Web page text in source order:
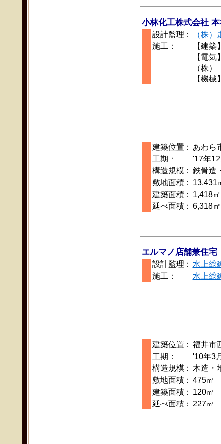
小林化工株式会社
設計監理：
（株
施工：
【建
【電気
（株）
【機
建築位置： あわら
工期：
'17年
構造規模： 鉄骨造
敷地面積： 13,431
建築面積： 1,418㎡
延べ面積： 6,318㎡
エルマノ店舗兼住宅
設計監理： 水上総
施工：
水上総
建築位置： 福井市
工期：
'10年3
構造規模： 木造・
敷地面積： 475㎡
建築面積： 120㎡
延べ面積： 227㎡